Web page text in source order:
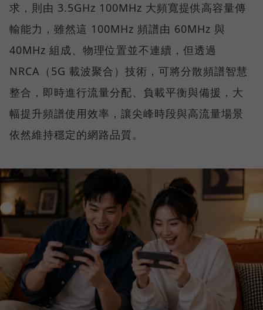
求，則由 3.5GHz 100MHz 大頻寬提供高容量傳
輸能力，雖然這 100MHz 頻譜由 60MHz 與
40MHz 組成、物理位置並不連續，但透過
NRCA（5G 載波聚合）技術，可將分散頻譜智慧
整合，即時進行流量分配、負載平衡與備援，大
幅提升頻譜使用效率，讓尖峰時段與高流量場景
依然維持穩定的網路品質。